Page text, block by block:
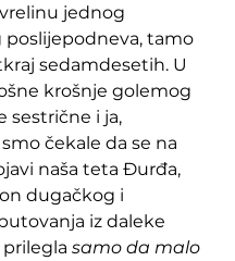
jednog
poslijepodneva, tamo
sedamdesetih. U
krošnje golemog
sestrične i ja,
čekale da se na
naša teta Đurđa,
dugačkog i
iz daleke
samo da malo